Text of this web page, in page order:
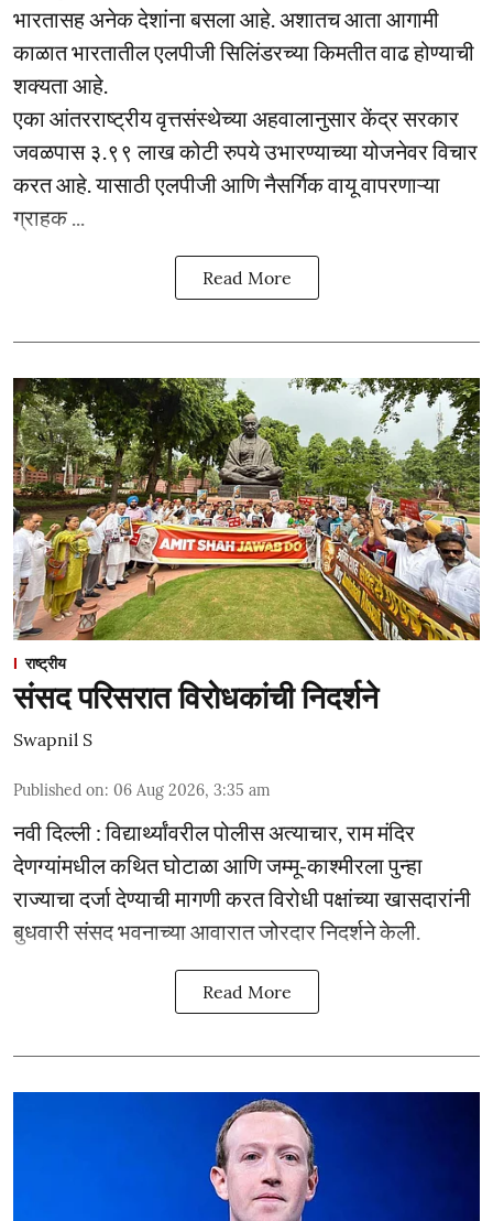
भारतासह अनेक देशांना बसला आहे. अशातच आता आगामी
काळात भारतातील एलपीजी सिलिंडरच्या किमतीत वाढ होण्याची
शक्यता आहे.
एका आंतरराष्ट्रीय वृत्तसंस्थेच्या अहवालानुसार केंद्र सरकार
जवळपास ३.९९ लाख कोटी रुपये उभारण्याच्या योजनेवर विचार
करत आहे. यासाठी एलपीजी आणि नैसर्गिक वायू वापरणाऱ्या
ग्राहक ...
Read More
राष्ट्रीय
संसद परिसरात विरोधकांची निदर्शने
Swapnil S
Published on: 06 Aug 2026, 3:35 am
नवी दिल्ली : विद्यार्थ्यांवरील पोलीस अत्याचार, राम मंदिर
देणग्यांमधील कथित घोटाळा आणि जम्मू-काश्मीरला पुन्हा
राज्याचा दर्जा देण्याची मागणी करत विरोधी पक्षांच्या खासदारांनी
बुधवारी संसद भवनाच्या आवारात जोरदार निदर्शने केली.
Read More